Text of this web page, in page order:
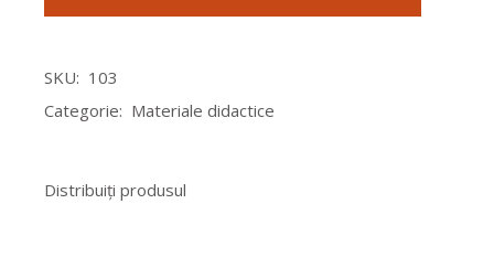
SKU: 103
Categorie: Materiale didactice
Distribuiți produsul